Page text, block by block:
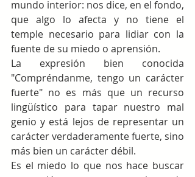
mundo interior: nos dice, en el fondo,
que algo lo afecta y no tiene el
temple necesario para lidiar con la
fuente de su miedo o aprensión.
La expresión bien conocida
"Compréndanme, tengo un carácter
fuerte" no es más que un recurso
lingüístico para tapar nuestro mal
genio y está lejos de representar un
carácter verdaderamente fuerte, sino
más bien un carácter débil.
Es el miedo lo que nos hace buscar